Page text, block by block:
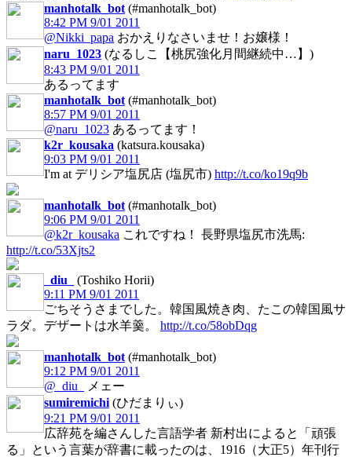
manhotalk_bot (#manhotalk_bot)
8:42 PM 9/01 2011
@Nikki_papa おかえりなさいませ！お嬢様！
naru_1023 (なるしこ【桃尻強化月間継続中…】)
8:43 PM 9/01 2011
あるってます
manhotalk_bot (#manhotalk_bot)
8:57 PM 9/01 2011
@naru_1023 あるってます！
k2r_kousaka (katsura.kousaka)
9:03 PM 9/01 2011
I'm at デリシア塩尻店 (塩尻市) http://t.co/ko19q9b
manhotalk_bot (#manhotalk_bot)
9:06 PM 9/01 2011
@k2r_kousaka これですね！ 長野県塩尻市洗馬:
http://t.co/53Xjts2
_diu_
(Toshiko Horii)
9:11 PM 9/01 2011
ごちそうさまでした。韓国風焼き肉、たこの韓国風サ
ラダ。デザートは水羊羹。 http://t.co/58obDqg
manhotalk_bot (#manhotalk_bot)
9:12 PM 9/01 2011
@_diu_
メェー
sumiremichi (ひだまりぃ)
9:21 PM 9/01 2011
広辞苑を編さんした言語学者 新村出によると「頑張
る」という言葉が辞書に載ったのは、1916（大正5）年刊行